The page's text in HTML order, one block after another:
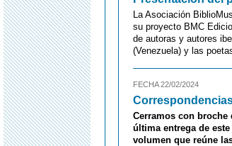
La Asociación
su proyecto BMC
de autoras y autores
(Venezuela) y las
FECHA 22/02/2024
Cerramos con
última entrega de
volumen que reúne